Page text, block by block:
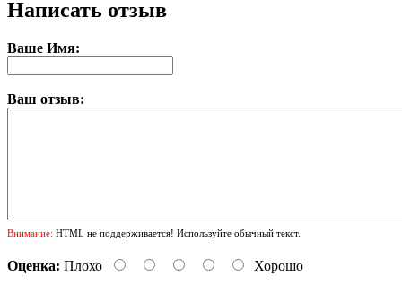
Написать отзыв
Ваше Имя:
Ваш отзыв:
Внимание: HTML не поддерживается! Используйте обычный текст.
Оценка: Плохо Хорошо